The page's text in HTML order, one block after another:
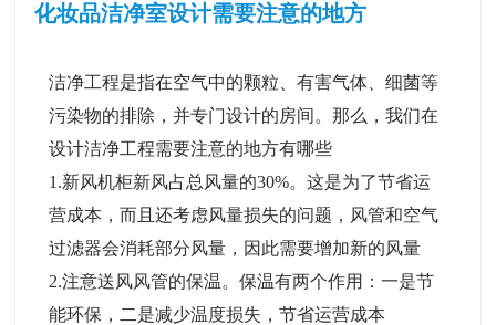
化妆品洁净室设计需要注意的地方
洁净工程是指在空气中的颗粒、有害气体、细菌等
污染物的排除，并专门设计的房间。那么，我们在
设计洁净工程需要注意的地方有哪些
1.新风机柜新风占总风量的30%。这是为了节省运
营成本，而且还考虑风量损失的问题，风管和空气
过滤器会消耗部分风量，因此需要增加新的风量
2.注意送风风管的保温。保温有两个作用：一是节
能环保，二是减少温度损失，节省运营成本